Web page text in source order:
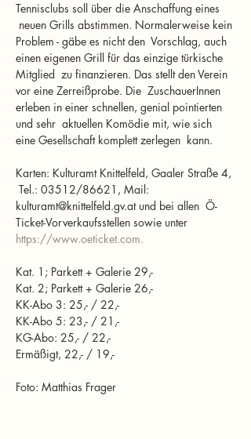
Tennisclubs soll über die Anschaffung eines
neuen Grills abstimmen. Normalerweise kein
Problem - gäbe es nicht den  Vorschlag, auch
einen eigenen Grill für das einzige türkische
Mitglied  zu finanzieren. Das stellt den Verein
vor eine Zerreißprobe. Die  ZuschauerInnen
erleben in einer schnellen, genial pointierten
und sehr  aktuellen Komödie mit, wie sich
Karten: Kulturamt Knittelfeld, Gaaler Straße 4,
Tel.: 03512/86621, Mail:
kulturamt@knittelfeld.gv.at und bei allen  Ö-
Ticket-Vorverkaufsstellen sowie unter
https://www.oeticket.com.
Kat. 1; Parkett + Galerie 29,-
Kat. 2; Parkett + Galerie 26,-
KK-Abo 3: 25,- / 22,-
KK-Abo 5: 23,- / 21,-
KG-Abo: 25,- / 22,-
Foto: Matthias Frager